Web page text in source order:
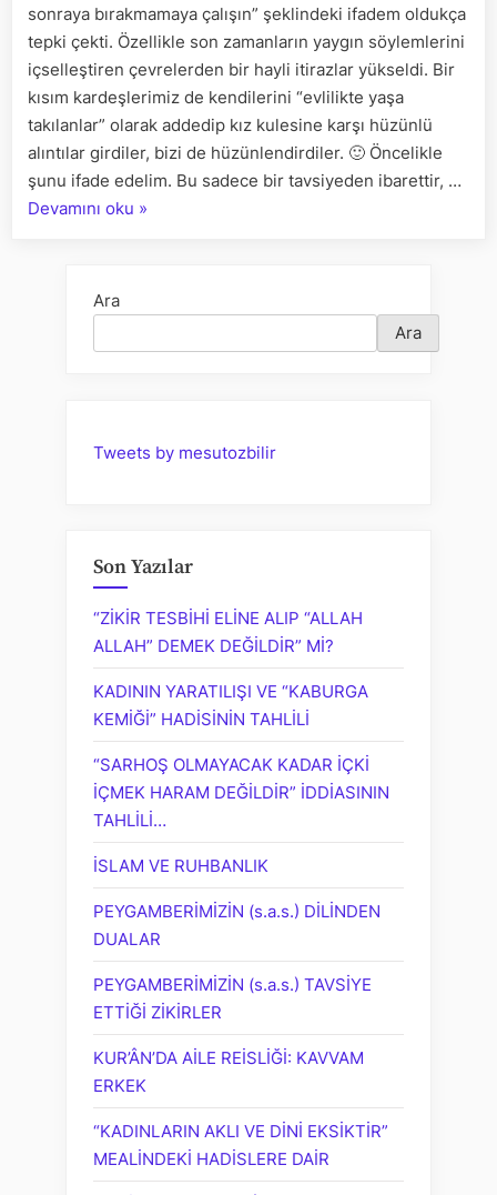
TAVSİYEMİZİN
SEBEPLERİ
için
sonraya bırakmamaya çalışın” şeklindeki ifadem oldukça
tepki çekti. Özellikle son zamanların yaygın söylemlerini
içselleştiren çevrelerden bir hayli itirazlar yükseldi. Bir
kısım kardeşlerimiz de kendilerini “evlilikte yaşa
takılanlar” olarak addedip kız kulesine karşı hüzünlü
alıntılar girdiler, bizi de hüzünlendirdiler. 🙂 Öncelikle
şunu ifade edelim. Bu sadece bir tavsiyeden ibarettir, …
Devamını oku ““EVLİLİĞİ
BIRAKMAMAYA
»
Ara
Ara
Tweets by mesutozbilir
Son Yazılar
“ZİKİR TESBİHİ ELİNE ALIP “ALLAH
ALLAH” DEMEK DEĞİLDİR” Mİ?
KADININ YARATILIŞI VE “KABURGA
KEMİĞİ” HADİSİNİN TAHLİLİ
“SARHOŞ OLMAYACAK KADAR İÇKİ
İÇMEK HARAM DEĞİLDİR” İDDİASININ
TAHLİLİ…
İSLAM VE RUHBANLIK
PEYGAMBERİMİZİN (s.a.s.) DİLİNDEN
DUALAR
PEYGAMBERİMİZİN (s.a.s.) TAVSİYE
ETTİĞİ ZİKİRLER
KUR’ÂN’DA AİLE REİSLİĞİ: KAVVAM
ERKEK
“KADINLARIN AKLI VE DİNİ EKSİKTİR”
MEALİNDEKİ HADİSLERE DAİR